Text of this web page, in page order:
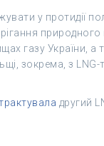
у протидії
газу України, а
зокрема, з LNG-
другий